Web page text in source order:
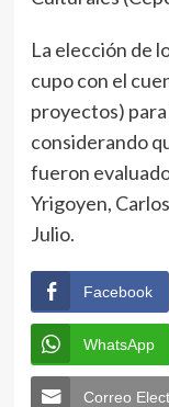
La elección de
cupo con el
proyectos)
considerando
fueron
Yrigoyen,
Julio.
Facebook
WhatsApp
Correo